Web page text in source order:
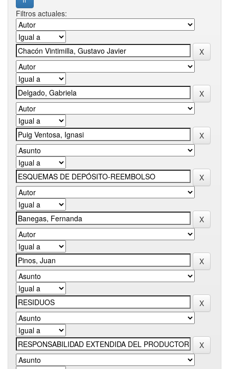
Filtros actuales: